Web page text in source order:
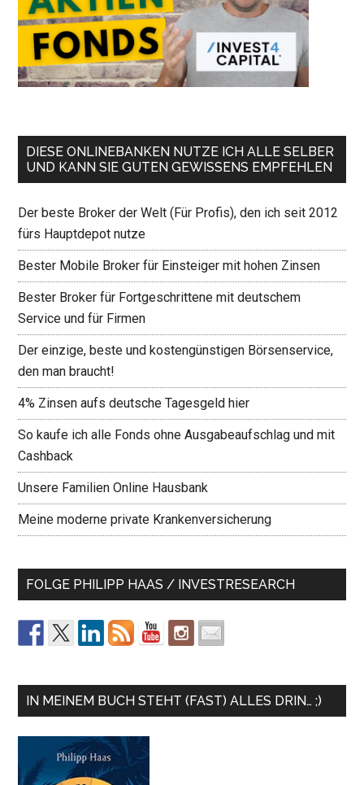
DIESE ONLINEBANKEN NUTZE ICH ALLE SELBER
UND KANN SIE GUTEN GEWISSENS EMPFEHLEN
Der beste Broker der Welt (Für Profis), den ich seit 2012
fürs Hauptdepot nutze
Bester Mobile Broker für Einsteiger mit hohen Zinsen
Bester Broker für Fortgeschrittene mit deutschem
Service und für Firmen
Der einzige, beste und kostengünstigen Börsenservice,
den man braucht!
4% Zinsen aufs deutsche Tagesgeld hier
So kaufe ich alle Fonds ohne Ausgabeaufschlag und mit
Cashback
Unsere Familien Online Hausbank
Meine moderne private Krankenversicherung
FOLGE PHILIPP HAAS / INVESTRESEARCH
IN MEINEM BUCH STEHT (FAST) ALLES DRIN… ;)